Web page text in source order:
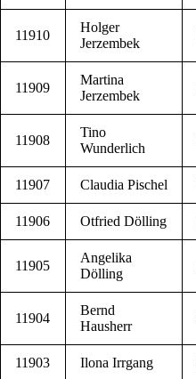
11910
Hol­ger
Jerzembek
11909
Mar­ti­na
Jerzembek
11908
Tino
Wunderlich
11907 Clau­dia Pischel
11906 Otfried Dölling
11905
Ange­li­ka
Dölling
11904
Bernd
Hausherr
11903 Ilo­na Irrgang